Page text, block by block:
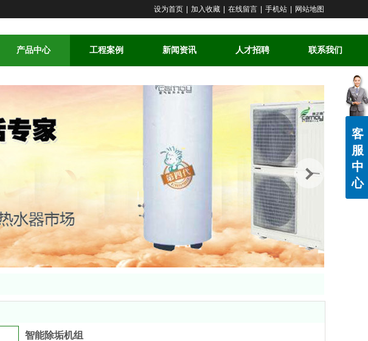
产品中心 工程案例 新闻资讯 人才招聘 联系我们
设为首页 加入收藏 在线留言 手机站 网站地图
智能除垢机组
客
服
中
心